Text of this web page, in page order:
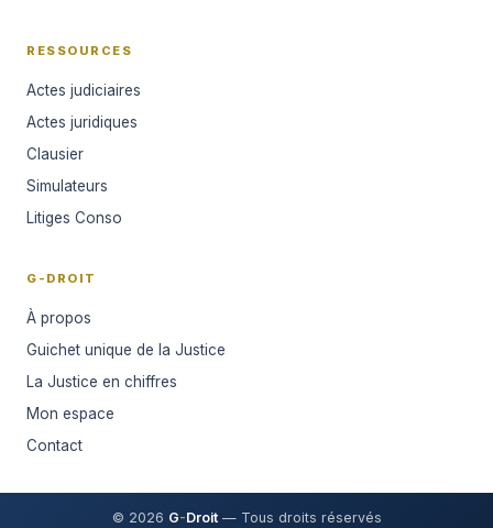
RESSOURCES
Actes judiciaires
Actes juridiques
Clausier
Simulateurs
Litiges Conso
G-DROIT
À propos
Guichet unique de la Justice
La Justice en chiffres
Mon espace
Contact
© 2026 G-Droit— Tous droits réservés